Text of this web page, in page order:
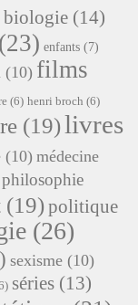
biologie (14)
(23) enfants (7)
(10) films
(6) henri broch (6)
(19)livres
(10) médecine
philosophie
(19)politique
(26)
sexisme (10)
séries (13)